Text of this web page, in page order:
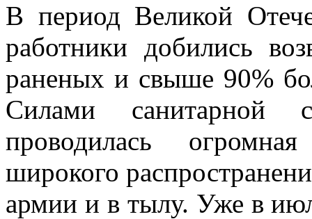
В период Великой
работники добились
раненых и свыше 90%
Силами санитарной
проводилась
широкого
армии и в тылу. Уже в